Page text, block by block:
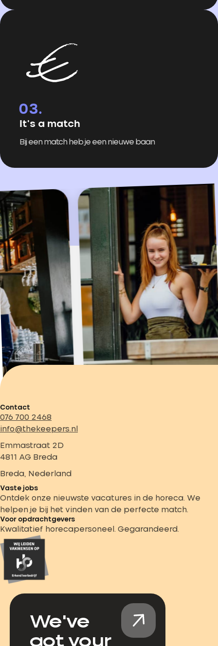
It's a match
Bij een match heb je een nieuwe baan
Contact
076 700 2468
info@thekeepers.nl
Emmastraat 2D
4811 AG Breda
Breda, Nederland
Vaste jobs
Ontdek onze nieuwste vacatures in de horeca. We
helpen je bij het vinden van de perfecte match.
Voor opdrachtgevers
Kwalitatief horecapersoneel. Gegarandeerd.
We've
got your